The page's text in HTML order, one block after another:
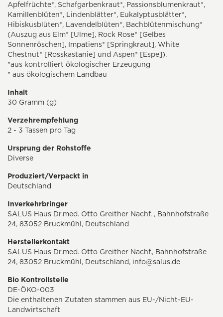
Apfelfrüchte*, Schafgarbenkraut*, Passionsblumenkraut*,
Kamillenblüten*, Lindenblätter*, Eukalyptusblätter*,
Hibiskusblüten*, Lavendelblüten*, Bachblütenmischung*
(Auszug aus Elm* [Ulme], Rock Rose* [Gelbes
Sonnenröschen], Impatiens* [Springkraut], White
Chestnut* [Rosskastanie] und Aspen* [Espe]).
*aus kontrolliert ökologischer Erzeugung
* aus ökologischem Landbau
Inhalt
30 Gramm (g)
Verzehrempfehlung
2 - 3 Tassen pro Tag
Ursprung der Rohstoffe
Diverse
Produziert/Verpackt in
Deutschland
Inverkehrbringer
SALUS Haus Dr.med. Otto Greither Nachf. , Bahnhofstraße
24, 83052 Bruckmühl, Deutschland
Herstellerkontakt
SALUS Haus Dr.med. Otto Greither Nachf., Bahnhofstraße
24, 83052 Bruckmühl, Deutschland, info@salus.de
Bio Kontrollstelle
DE-ÖKO-003
Die enthaltenen Zutaten stammen aus EU-/Nicht-EU-
Landwirtschaft